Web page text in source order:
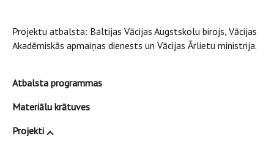
Projektu atbalsta: Baltijas Vācijas Augstskolu birojs, Vācijas
Akadēmiskās apmaiņas dienests un Vācijas Ārlietu ministrija.
Atbalsta programmas
Materiālu krātuves
Projekti